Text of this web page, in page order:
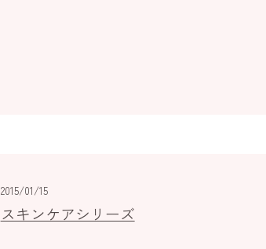
2015/01/15
スキンケアシリーズ